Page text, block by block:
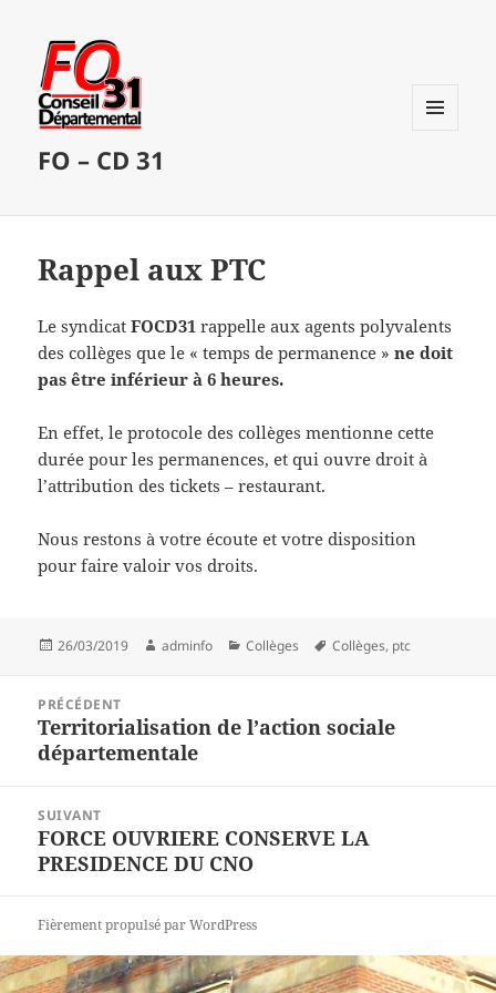
FO – CD 31
Rappel aux PTC
Le syndicatFOCD31 rappelle aux agents polyvalents
des collèges que le « temps de permanence » ne doit
pas être inférieur à 6 heures.
En effet, le protocole des collèges mentionne cette
durée pour les permanences, et qui ouvre droit à
l’attribution des tickets – restaurant.
Nous restons à votre écoute et votre disposition
pour faire valoir vos droits.
Publié
26/03/2019 Auteur
adminfo Catégories
Collèges
Mots-
Collèges, ptc
l’article
PRÉCÉDENT
Article
précédent :
Territorialisation de l’action sociale
départementale
SUIVANT
Article
suivant :
FORCE OUVRIERE CONSERVE LA
PRESIDENCE DU CNO
Fièrement propulsé par WordPress